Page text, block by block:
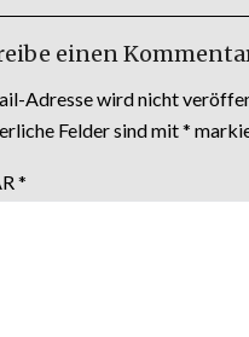
einen
Adresse wird nicht
Felder sind mit*
*